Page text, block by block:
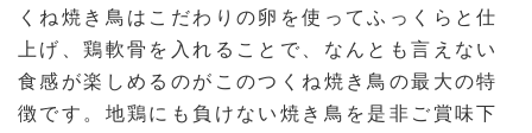
くね焼き鳥はこだわりの卵を使ってふっくらと仕
上げ、鶏軟骨を入れることで、なんとも言えない
食感が楽しめるのがこのつくね焼き鳥の最大の特
徴です。地鶏にも負けない焼き鳥を是非ご賞味下